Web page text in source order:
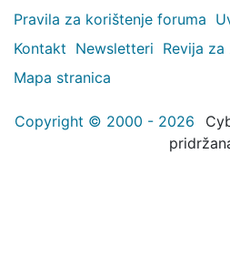
Pravila za korištenje foruma
Kontakt Newsletteri Revija
Mapa stranica
Copyright © 2000 - 2026